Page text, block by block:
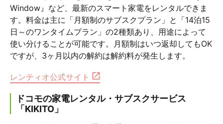
Window』など、最新のスマート家電をレンタルできま
す。料金は主に「月額制のサブスクプラン」と「14泊15
日～のワンタイムプラン」の2種類あり、用途によって
使い分けることが可能です。月額制はいつ返却してもOK
ですが、3ヶ月以内の解約は解約料が発生します。
レンティオ公式サイト
ドコモの家電レンタル・サブスクサービス
「KIKITO」